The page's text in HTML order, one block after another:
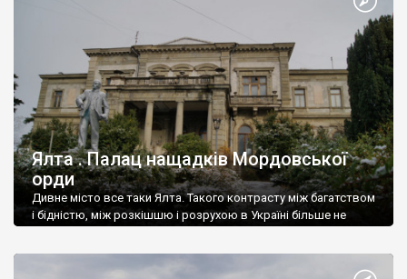
Ялта . Палац нащадків Мордовської
орди
Дивне місто все таки Ялта. Такого контрасту між багатством
і бідністю, між розкішшю і розрухою в Україні більше не